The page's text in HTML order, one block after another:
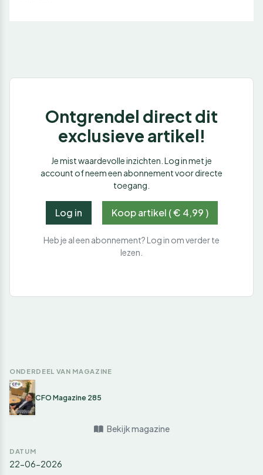
Ontgrendel direct dit
exclusieve artikel!
Je mist waardevolle inzichten. Log in met je
account of neem een abonnement voor directe
toegang.
Log in Koop artikel ( € 4,99 )
Heb je al een abonnement? Log in om verder te
lezen.
ONDERDEEL VAN MAGAZINE
CFO Magazine 285
Bekijk magazine
DATUM
22-06-2026